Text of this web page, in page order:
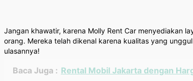
Jangan khawatir, karena Molly Rent Car menyediakan
orang. Mereka telah dikenal karena kualitas yang
ulasannya!
Baca Juga : Rental Mobil Jakarta dengan